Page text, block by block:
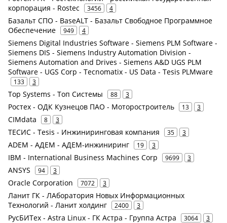
корпорация - Rostec
3456 4
Базальт СПО - BaseALT - Базальт Свободное Программное
Обеспечение
949 4
Siemens Digital Industries Software - Siemens PLM Software -
Siemens DIS - Siemens Industry Automation Division -
Siemens Automation and Drives - Siemens A&D UGS PLM
Software - UGS Corp - Tecnomatix - US Data - Tesis PLMware
133 3
Top Systems - Топ Системы 88 3
Ростех - ОДК Кузнецов ПАО - Моторостроитель 13 3
CIMdata 8 3
ТЕСИС - Tesis - Инжиниринговая компания 35 3
ADEM - АДЕМ - АДЕМ-инжиниринг 19 3
IBM - International Business Machines Corp 9699 3
ANSYS 94 3
Oracle Corporation 7072 3
Ланит ГК - ЛАборатория Новых Информационных
Технологий - Ланит холдинг
2400 3
РусБИТех - Astra Linux - ГК Астра - Группа Астра 3064 3